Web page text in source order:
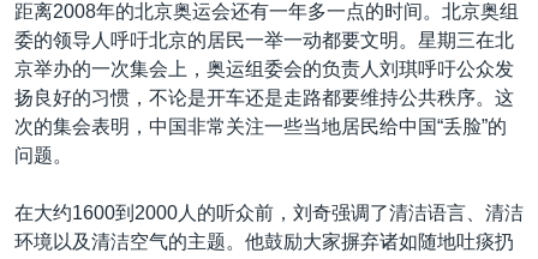
跳
转
导
航
到
国际
最新国际新闻
印太
中东
非洲
分类新闻
经济·金融·贸易
人权·法律·宗教
军事
美中关系
热点专题
国会报道
VOA今日焦点
距离2008年的北京奥运会还有一年多一点的时间。北京奥组
委的领导人呼吁北京的居民一举一动都要文明。星期三在北
京举办的一次集会上，奥运组委会的负责人刘琪呼吁公众发
扬良好的习惯，不论是开车还是走路都要维持公共秩序。这
次的集会表明，中国非常关注一些当地居民给中国“丢脸”的
问题。
在大约1600到2000人的听众前，刘奇强调了清洁语言、清洁
环境以及清洁空气的主题。他鼓励大家摒弃诸如随地吐痰扔